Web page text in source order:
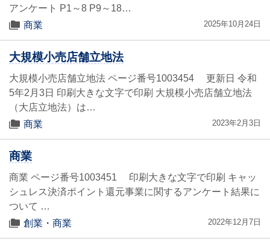
アンケート P1～8 P9～18…
商業
2025年10月24日
大規模小売店舗立地法
大規模小売店舗立地法 ページ番号1003454 更新日 令和
5年2月3日 印刷大きな文字で印刷 大規模小売店舗立地法
（大店立地法）は…
商業
2023年2月3日
商業
商業 ページ番号1003451 印刷大きな文字で印刷 キャッ
シュレス決済ポイント還元事業に関するアンケート結果に
ついて …
創業・商業
2022年12月7日